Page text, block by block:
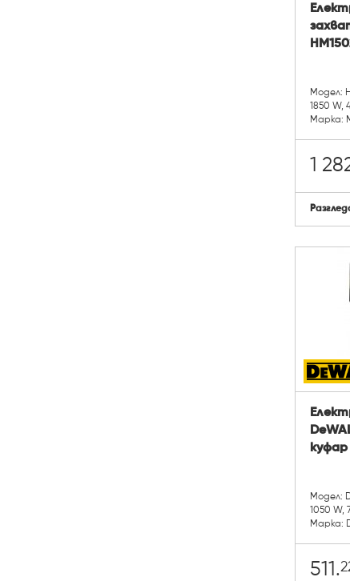
Модел:
1850 W,
Марка:
1
куфар
Модел:
1050 W,
Марка:
511.